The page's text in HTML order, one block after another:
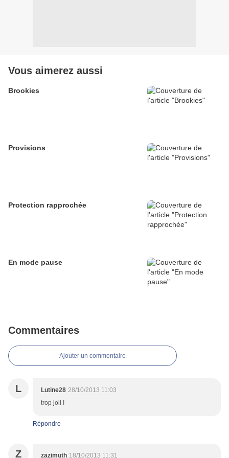
Vous aimerez aussi
Brookies
Provisions
Protection rapprochée
En mode pause
Commentaires
Ajouter un commentaire
L Lutine28 28/10/2013 11:03
trop joli !
Répondre
Z zazimuth 18/10/2013 11:31